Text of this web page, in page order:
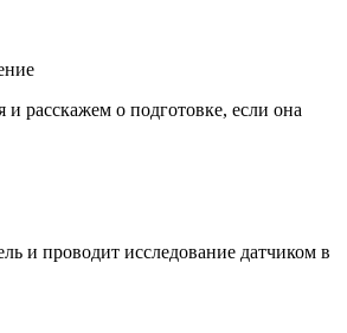
и расскажем о подготовке, если она
и проводит исследование датчиком в